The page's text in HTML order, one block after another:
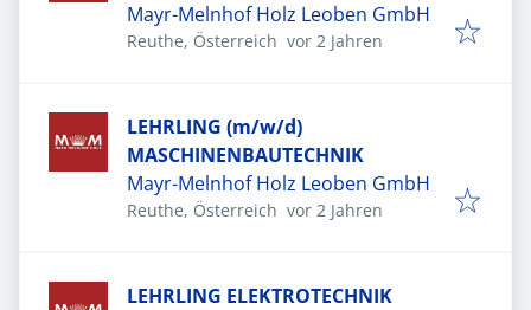
Mayr-Melnhof Holz Leoben GmbH
Reuthe, Österreich Veröffentlicht
vor 2 Jahren
LEHRLING (m/w/d)
MASCHINENBAUTECHNIK
Mayr-Melnhof Holz Leoben GmbH
Reuthe, Österreich Veröffentlicht
vor 2 Jahren
LEHRLING ELEKTROTECHNIK